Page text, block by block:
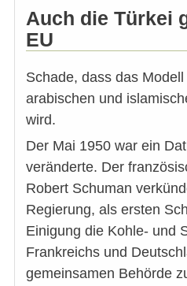
Auch die Türkei
EU
Schade, dass das
arabischen und
wird.
Der Mai 1950 war ein
veränderte. Der
Robert Schuman
Regierung, als ersten
Einigung die Kohle- und
Frankreichs und
gemeinsamen Behörde